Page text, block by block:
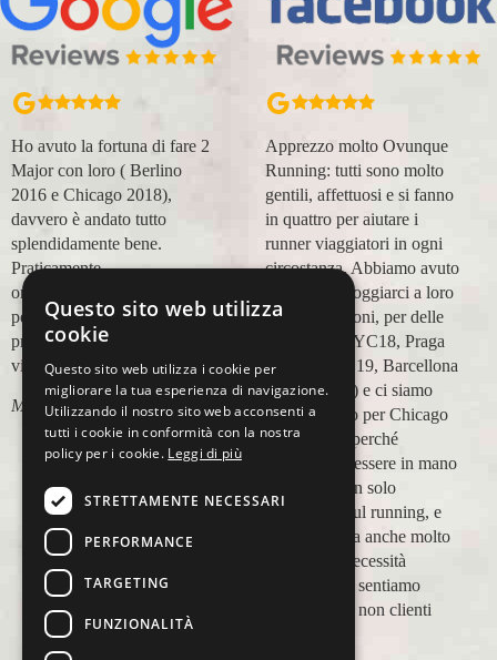
Ho avuto la fortuna di fare 2
Major con loro ( Berlino
2016 e Chicago 2018),
davvero è andato tutto
splendidamente bene.
Praticamente
organizzazione
perfetta,dalla
prenotazione,mesi prima,al
viaggio.
Marco Ceseri
Apprezzo molto Ovunque
Running: tutti sono molto
gentili, affettuosi e si fanno
in quattro per aiutare i
runner viaggiatori in ogni
circostanza. Abbiamo avuto
modo di appoggiarci a loro
in più occasioni, per delle
maratone (NYC18, Praga
19, Valencia 19, Barcellona
21, NYC 22) e ci siamo
affidati a loro per Chicago
23 (ottobre) perché
sappiamo di essere in mano
a persone non solo
competenti sul running, e
sulle città, ma anche molto
attente alle necessità
personali. Ci sentiamo
ospiti, amici, non clienti
Questo sito web utilizza
cookie
Questo sito web utilizza i cookie per
migliorare la tua esperienza di navigazione.
Utilizzando il nostro sito web acconsenti a
tutti i cookie in conformità con la nostra
policy per i cookie. Leggi di più
STRETTAMENTE NECESSARI
PERFORMANCE
TARGETING
FUNZIONALITÀ